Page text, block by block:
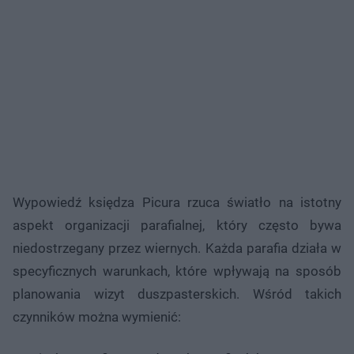
Wypowiedź księdza Picura rzuca światło na istotny
aspekt organizacji parafialnej, który często bywa
niedostrzegany przez wiernych. Każda parafia działa w
specyficznych warunkach, które wpływają na sposób
planowania wizyt duszpasterskich. Wśród takich
czynników można wymienić: